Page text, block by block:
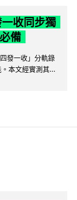
收同步獨
備
發一收」分軌錄
本文經實測其...